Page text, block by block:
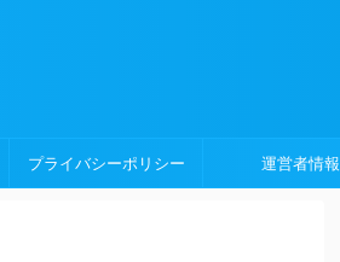
プライバシーポリシー 運営者情報